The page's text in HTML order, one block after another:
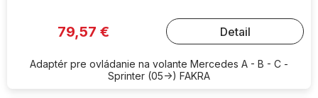
79,57 € Detail
Adaptér pre ovládanie na volante Mercedes A - B - C -
Sprinter (05->) FAKRA